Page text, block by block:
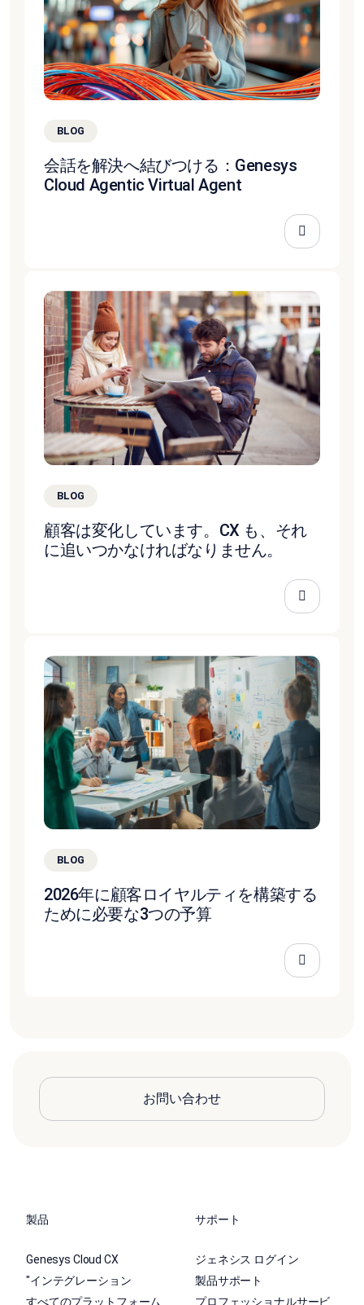
BLOG
会話を解決へ結びつける：Genesys
Cloud Agentic Virtual Agent
BLOG
顧客は変化しています。CX も、それ
に追いつかなければなりません。
BLOG
2026年に顧客ロイヤルティを構築する
ために必要な3つの予算
お問い合わせ
製品
Genesys Cloud CX
"インテグレーション
すべてのプラットフォーム
サポート
ジェネシス ログイン
製品サポート
プロフェッショナルサービ